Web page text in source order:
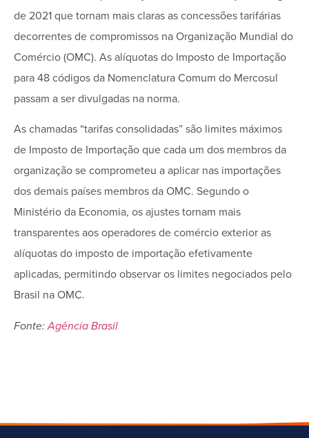
de 2021 que tornam mais claras as concessões tarifárias
decorrentes de compromissos na Organização Mundial do
Comércio (OMC). As alíquotas do Imposto de Importação
para 48 códigos da Nomenclatura Comum do Mercosul
passam a ser divulgadas na norma.
As chamadas “tarifas consolidadas” são limites máximos
de Imposto de Importação que cada um dos membros da
organização se comprometeu a aplicar nas importações
dos demais países membros da OMC. Segundo o
Ministério da Economia, os ajustes tornam mais
transparentes aos operadores de comércio exterior as
alíquotas do imposto de importação efetivamente
aplicadas, permitindo observar os limites negociados pelo
Brasil na OMC.
Fonte:Agência Brasil